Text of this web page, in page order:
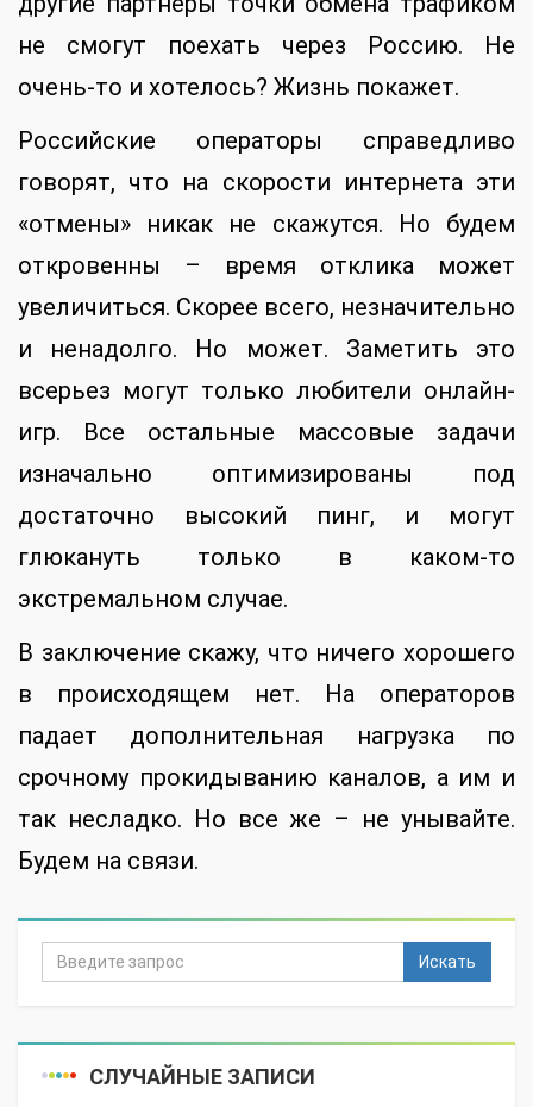
не смогут поехать через Россию. Не
очень-то и хотелось? Жизнь покажет.
Российские операторы справедливо
говорят, что на скорости интернета эти
«отмены» никак не скажутся. Но будем
откровенны – время отклика может
увеличиться. Скорее всего, незначительно
и ненадолго. Но может. Заметить это
всерьез могут только любители онлайн-
игр. Все остальные массовые задачи
изначально оптимизированы под
достаточно высокий пинг, и могут
глюкануть только в каком-то
экстремальном случае.
В заключение скажу, что ничего хорошего
в происходящем нет. На операторов
падает дополнительная нагрузка по
срочному прокидыванию каналов, а им и
так несладко. Но все же – не унывайте.
Будем на связи.
Искать
СЛУЧАЙНЫЕ ЗАПИСИ